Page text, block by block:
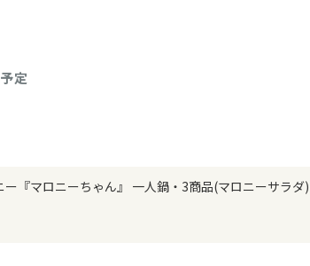
定
ー『マロニーちゃん』 一人鍋・3商品(マロニーサラダ)